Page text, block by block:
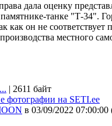
дала оценку
танке "Т-34".
как он не
местного
| 2611 байт
фотографии на SETI.ee
в 03/09/2022 07:00:00